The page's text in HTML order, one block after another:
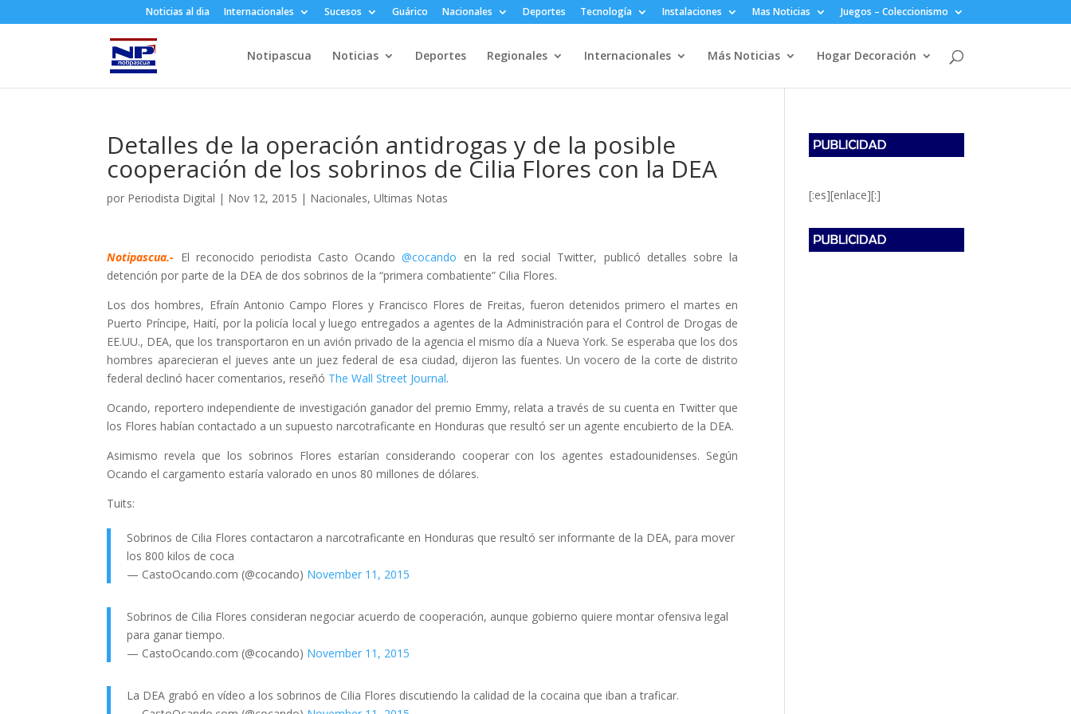
Noticias al dia Internacionales Sucesos Guárico Nacionales Deportes Tecnología Instalaciones Mas Noticias Juegos – Coleccionismo
Notipascua Noticias Deportes Regionales Internacionales Más Noticias Hogar Decoración
Detalles de la operación antidrogas y de la posible
cooperación de los sobrinos de Cilia Flores con la DEA
por Periodista Digital | Nov 12, 2015 | Nacionales,Ultimas Notas
Notipascua.- El reconocido periodista Casto Ocando@cocando en la red social Twitter, publicó detalles sobre la
detención por parte de la DEA de dos sobrinos de la “primera combatiente” Cilia Flores.
Los dos hombres, Efraín Antonio Campo Flores y Francisco Flores de Freitas, fueron detenidos primero el martes en
Puerto Príncipe, Haití, por la policía local y luego entregados a agentes de la Administración para el Control de Drogas de
EE.UU., DEA, que los transportaron en un avión privado de la agencia el mismo día a Nueva York. Se esperaba que los dos
hombres aparecieran el jueves ante un juez federal de esa ciudad, dijeron las fuentes. Un vocero de la corte de distrito
federal declinó hacer comentarios, reseñó The Wall Street Journal.
Ocando, reportero independiente de investigación ganador del premio Emmy, relata a través de su cuenta en Twitter que
los Flores habían contactado a un supuesto narcotraficante en Honduras que resultó ser un agente encubierto de la DEA.
Asimismo revela que los sobrinos Flores estarían considerando cooperar con los agentes estadounidenses. Según
Ocando el cargamento estaría valorado en unos 80 millones de dólares.
Tuits:
Sobrinos de Cilia Flores contactaron a narcotraficante en Honduras que resultó ser informante de la DEA, para mover
los 800 kilos de coca
— CastoOcando.com (@cocando) November 11, 2015
Sobrinos de Cilia Flores consideran negociar acuerdo de cooperación, aunque gobierno quiere montar ofensiva legal
para ganar tiempo.
— CastoOcando.com (@cocando) November 11, 2015
La DEA grabó en vídeo a los sobrinos de Cilia Flores discutiendo la calidad de la cocaina que iban a traficar.
[:es][enlace][:]